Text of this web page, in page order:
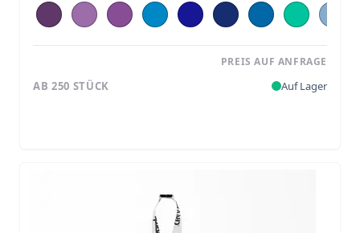
PREIS AUF ANFRAGE
AB 250 STÜCK Auf Lager